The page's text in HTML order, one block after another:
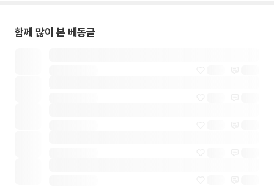
함께 많이 본 베동글